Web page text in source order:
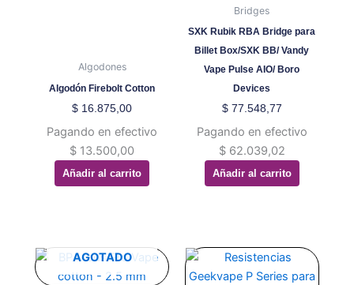
Algodones
Algodón Firebolt Cotton
$ 16.875,00
Pagando en efectivo
$ 13.500,00
Añadir al carrito
Bridges
SXK Rubik RBA Bridge para
Billet Box/SXK BB/ Vandy
Vape Pulse AIO/ Boro
Devices
$77.548,77
Pagando en efectivo
$62.039,02
Añadir al carrito
AGOTADO
Este
producto